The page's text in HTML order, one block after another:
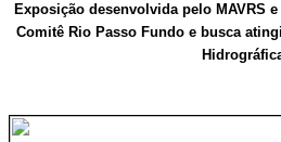
Exposição desenvolvida pelo MAVRS
Comitê Rio Passo Fundo e busca